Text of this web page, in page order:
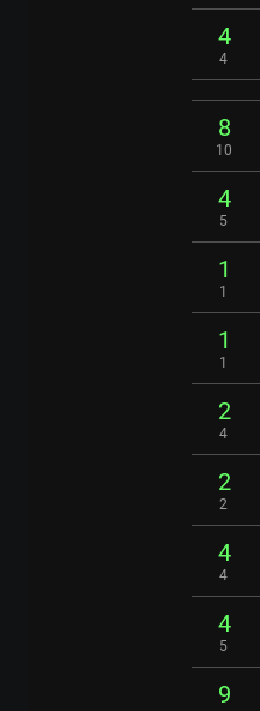
4
4
8
10
4
5
1
1
1
1
2
4
2
2
4
4
4
5
9